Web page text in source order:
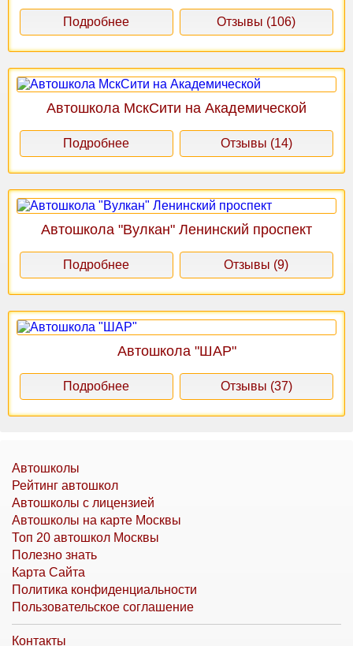
Подробнее Отзывы (106)
Автошкола МскСити на Академической
Подробнее Отзывы (14)
Автошкола "Вулкан" Ленинский проспект
Подробнее Отзывы (9)
Автошкола "ШАР"
Подробнее Отзывы (37)
Автошколы
Рейтинг автошкол
Автошколы с лицензией
Автошколы на карте Москвы
Топ 20 автошкол Москвы
Полезно знать
Карта Сайта
Политика конфиденциальности
Пользовательское соглашение
Контакты